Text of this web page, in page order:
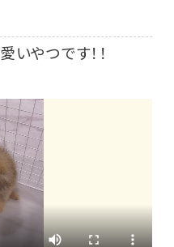
いやつです！！